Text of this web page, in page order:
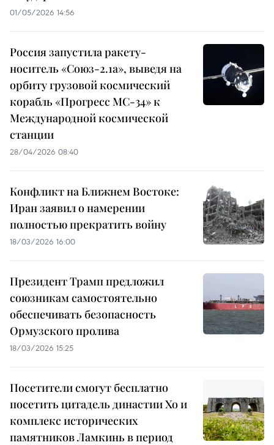
01/05/2026 14:56
Россия запустила ракету-
носитель «Союз-2.1а», выведя на
орбиту грузовой космический
корабль «Прогресс МС-34» к
Международной космической
станции
28/04/2026 08:40
Конфликт на Ближнем Востоке:
Иран заявил о намерении
полностью прекратить войну
18/03/2026 16:00
Президент Трамп предложил
союзникам самостоятельно
обеспечивать безопасность
Ормузского пролива
18/03/2026 15:25
Посетители смогут бесплатно
посетить цитадель династии Хо и
комплекс исторических
памятников Ламкинь в период